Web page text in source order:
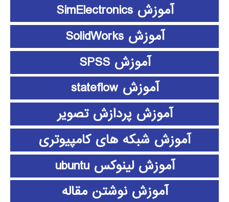
آموزش SimElectronics
آموزش SolidWorks
آموزش SPSS
آموزش stateflow
آموزش پردازش تصویر
آموزش شبکه های کامپیوتری
آموزش لینوکس ubuntu
آموزش نوشتن مقاله